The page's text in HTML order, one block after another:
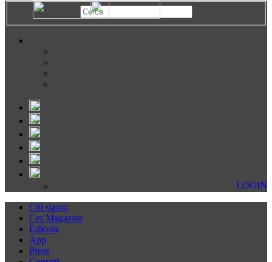
LOGIN
Chi siamo
Cer Magazine
Edicola
App
Press